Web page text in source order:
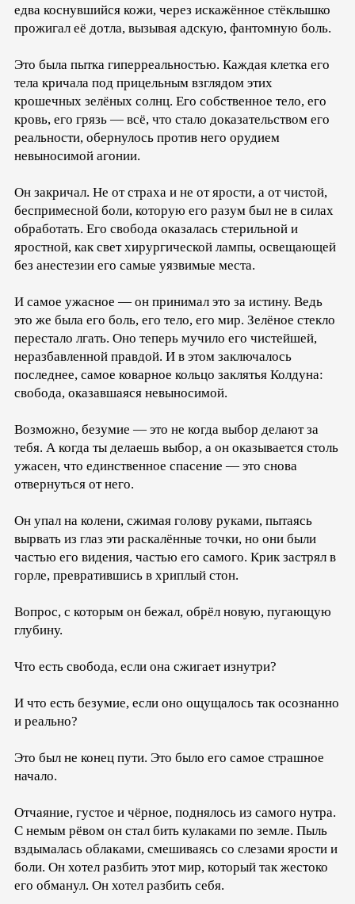
едва коснувшийся кожи, через искажённое стёклышко
прожигал её дотла, вызывая адскую, фантомную боль.
Это была пытка гиперреальностью. Каждая клетка его
тела кричала под прицельным взглядом этих
крошечных зелёных солнц. Его собственное тело, его
кровь, его грязь — всё, что стало доказательством его
реальности, обернулось против него орудием
невыносимой агонии.
Он закричал. Не от страха и не от ярости, а от чистой,
беспримесной боли, которую его разум был не в силах
обработать. Его свобода оказалась стерильной и
яростной, как свет хирургической лампы, освещающей
без анестезии его самые уязвимые места.
И самое ужасное — он принимал это за истину. Ведь
это же была его боль, его тело, его мир. Зелёное стекло
перестало лгать. Оно теперь мучило его чистейшей,
неразбавленной правдой. И в этом заключалось
последнее, самое коварное кольцо заклятья Колдуна:
свобода, оказавшаяся невыносимой.
Возможно, безумие — это не когда выбор делают за
тебя. А когда ты делаешь выбор, а он оказывается столь
ужасен, что единственное спасение — это снова
отвернуться от него.
Он упал на колени, сжимая голову руками, пытаясь
вырвать из глаз эти раскалённые точки, но они были
частью его видения, частью его самого. Крик застрял в
горле, превратившись в хриплый стон.
Вопрос, с которым он бежал, обрёл новую, пугающую
глубину.
Что есть свобода, если она сжигает изнутри?
И что есть безумие, если оно ощущалось так осознанно
и реально?
Это был не конец пути. Это было его самое страшное
начало.
Отчаяние, густое и чёрное, поднялось из самого нутра.
С немым рёвом он стал бить кулаками по земле. Пыль
вздымалась облаками, смешиваясь со слезами ярости и
боли. Он хотел разбить этот мир, который так жестоко
его обманул. Он хотел разбить себя.